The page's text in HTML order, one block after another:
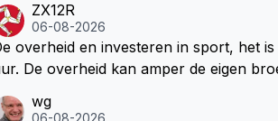
Veel gezelliger
ZX12R
06-08-2026
overheid en investeren in sport, het
De overheid kan amper de eigen
het best vergelijken met de sheriff
wg
06-08-2026